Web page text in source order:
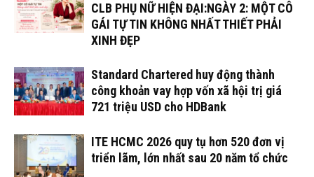
CLB PHỤ NỮ HIỆN ĐẠI:NGÀY 2: MỘT CÔ
GÁI TỰ TIN KHÔNG NHẤT THIẾT PHẢI
XINH ĐẸP
Standard Chartered huy động thành
công khoản vay hợp vốn xã hội trị giá
721 triệu USD cho HDBank
ITE HCMC 2026 quy tụ hơn 520 đơn vị
triển lãm, lớn nhất sau 20 năm tổ chức